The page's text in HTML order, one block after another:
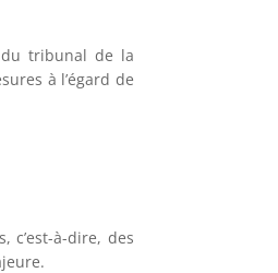
tribunal de la
à l’égard de
c’est-à-dire, des